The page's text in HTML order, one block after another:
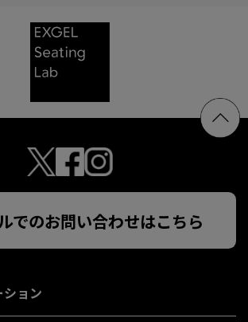
でのお問い合わせはこちら
ョン